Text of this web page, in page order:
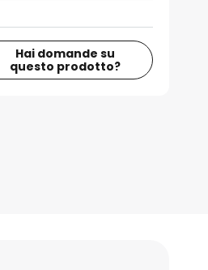
Hai domande su
questo prodotto?